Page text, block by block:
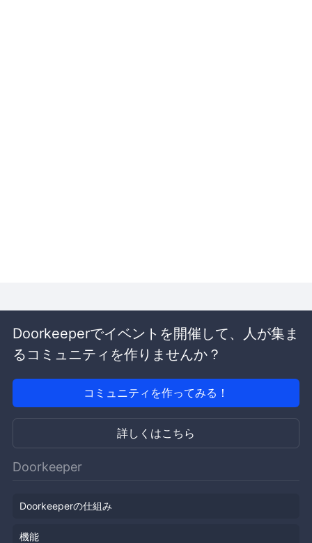
Doorkeeperでイベントを開催して、人が集ま
るコミュニティを作りませんか？
コミュニティを作ってみる！
詳しくはこちら
Doorkeeper
Doorkeeperの仕組み
機能